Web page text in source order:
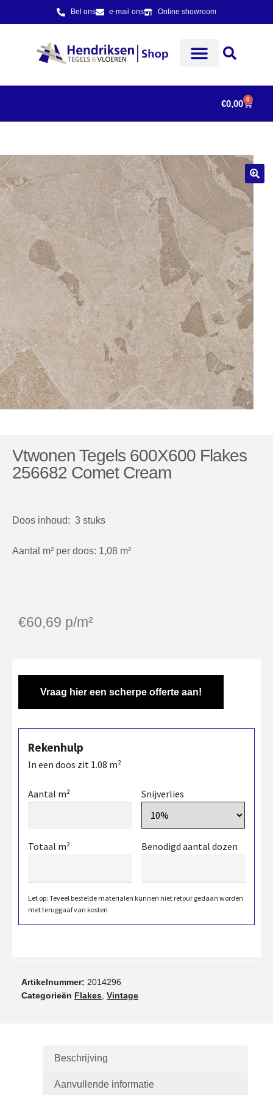
Bel ons e-mail ons Online showroom
€0,00 0
Vtwonen Tegels 600X600 Flakes
256682 Comet Cream
Doos inhoud: 3 stuks
Aantal m² per doos: 1,08 m²
€60,69 p/m²
Vraag hier een scherpe offerte aan!
Rekenhulp
In een doos zit 1.08 m²
Aantal m² Snijverlies
Totaal m² Benodigd aantal dozen
Let op: Teveel bestelde materialen kunnen niet retour gedaan worden
met teruggaaf van kosten
Artikelnummer: 2014296
Categorieën Flakes Vintage
Beschrijving
Aanvullende informatie